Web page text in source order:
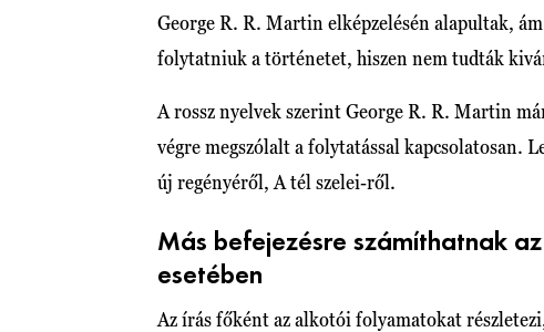
George R. R. Martin elképzelésén alapultak,
folytatniuk a történetet, hiszen nem tudták
A rossz nyelvek szerint George R. R. Martin
végre megszólalt a folytatással kapcsolatosan.
új regényéről, A tél szelei-ről.
Más befejezésre számíthatnak
esetében
Az írás főként az alkotói folyamatokat